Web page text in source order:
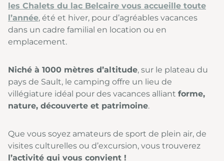
les Chalets du lac Belcaire vous accueille toute
l’année, été et hiver, pour d’agréables vacances
dans un cadre familial en location ou en
emplacement.
Niché à 1000 mètres d’altitude, sur le plateau du
pays de Sault, le camping offre un lieu de
villégiature idéal pour des vacances alliant forme,
nature, découverte et patrimoine.
Que vous soyez amateurs de sport de plein air, de
visites culturelles ou d’excursion, vous trouverez
l’activité qui vous convient !